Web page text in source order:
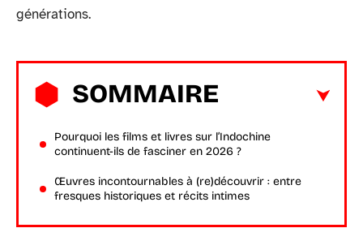
générations.
SOMMAIRE
Pourquoi les films et livres sur l’Indochine
continuent-ils de fasciner en 2026 ?
Œuvres incontournables à (re)découvrir : entre
fresques historiques et récits intimes